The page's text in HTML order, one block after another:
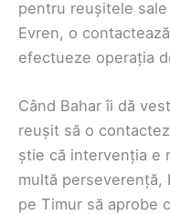
pentru reușitele
Evren, o
efectueze operația
Când Bahar îi dă
reușit să o
știe că intervenția e
multă perseverență,
pe Timur să aprobe